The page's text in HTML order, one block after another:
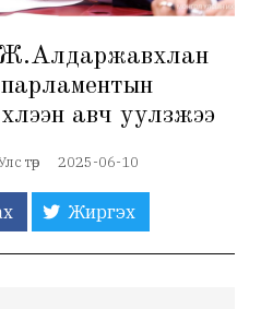
Ж.Алдаржавхлан
авч уулзжээ
төр 2025-06-10
Жиргэх